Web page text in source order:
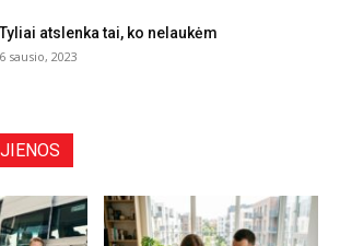
Tyliai atslenka tai, ko nelaukėm
6 sausio, 2023